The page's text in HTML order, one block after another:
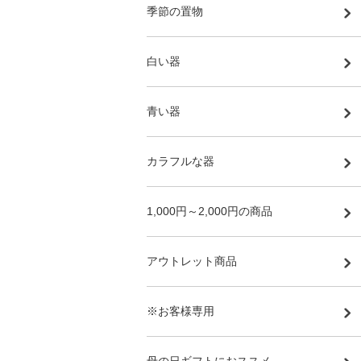
季節の置物
白い器
青い器
カラフルな器
1,000円～2,000円の商品
アウトレット商品
※お客様専用